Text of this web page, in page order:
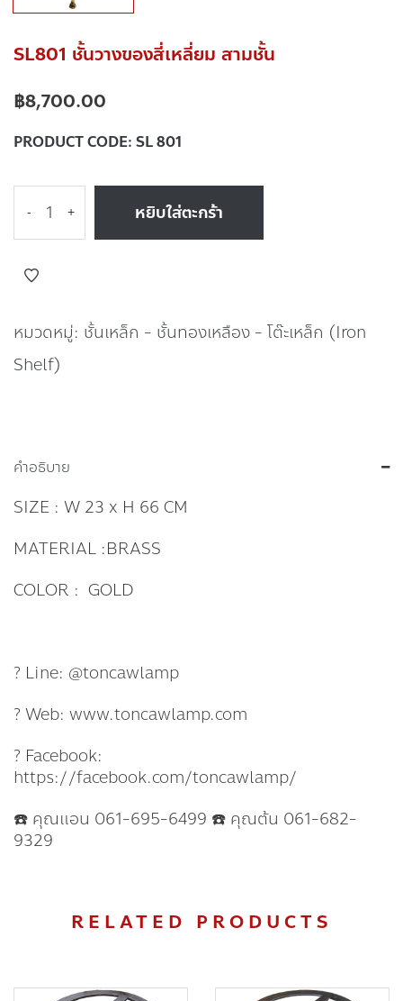
SL801 ชั้นวางของสี่เหลี่ยม สามชั้น
฿8,700.00
PRODUCT CODE: SL 801
- + หยิบใส่ตะกร้า
หมวดหมู่: ชั้นเหล็ก - ชั้นทองเหลือง - โต๊ะเหล็ก (Iron
Shelf)
คำอธิบาย
SIZE : W 23 x H 66 CM
MATERIAL :BRASS
COLOR : GOLD
? Line: @toncawlamp
? Web: www.toncawlamp.com
? Facebook:
https://facebook.com/toncawlamp/
☎️ คุณแอน 061-695-6499 ☎️ คุณต้น 061-682-
9329
RELATED PRODUCTS